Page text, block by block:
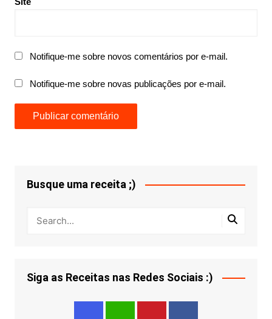
Notifique-me sobre novos comentários por e-mail.
Notifique-me sobre novas publicações por e-mail.
Busque uma receita ;)
Siga as Receitas nas Redes Sociais :)